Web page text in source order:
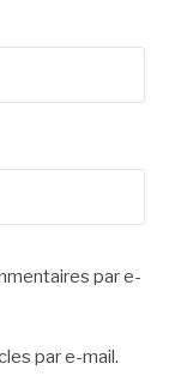
par e-
par e-mail.